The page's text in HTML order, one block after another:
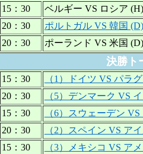
15：30
ベルギー VS ロシア (H)
20：30
ポルトガル VS 韓国 (D)
20：30
ポーランド VS 米国 (D)
決勝ト
15：30
（1）ドイツ VS パラ
20：30
（5）デンマーク VS
15：30
（6）スウェーデン
20：30
（2）スペイン VS ア
15：30
（3）メキシコ VS ア